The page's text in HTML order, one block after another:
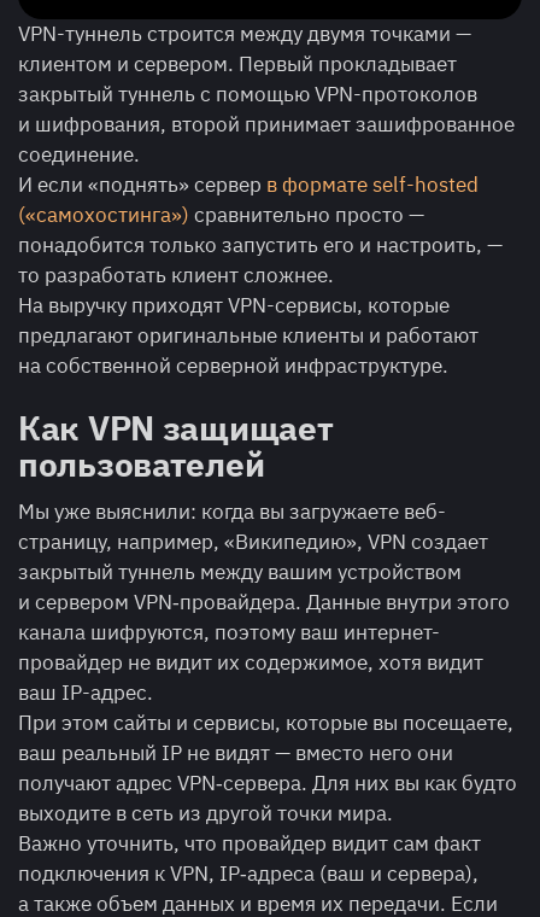
VPN-туннель строится между двумя точками —
клиентом и сервером. Первый прокладывает
закрытый туннель с помощью VPN-протоколов
и шифрования, второй принимает зашифрованное
соединение.
И если «поднять» сервер в формате self-hosted
(«самохостинга») сравнительно просто —
понадобится только запустить его и настроить, —
то разработать клиент сложнее.
На выручку приходят VPN-сервисы, которые
предлагают оригинальные клиенты и работают
на собственной серверной инфраструктуре.
Как VPN защищает
пользователей
Мы уже выяснили: когда вы загружаете веб-
страницу, например, «Википедию», VPN создает
закрытый туннель между вашим устройством
и сервером VPN‑провайдера. Данные внутри этого
канала шифруются, поэтому ваш интернет-
провайдер не видит их содержимое, хотя видит
ваш IP-адрес.
При этом сайты и сервисы, которые вы посещаете,
ваш реальный IP не видят — вместо него они
получают адрес VPN‑сервера. Для них вы как будто
выходите в сеть из другой точки мира.
Важно уточнить, что провайдер видит сам факт
подключения к VPN, IP‑адреса (ваш и сервера),
а также объем данных и время их передачи. Если